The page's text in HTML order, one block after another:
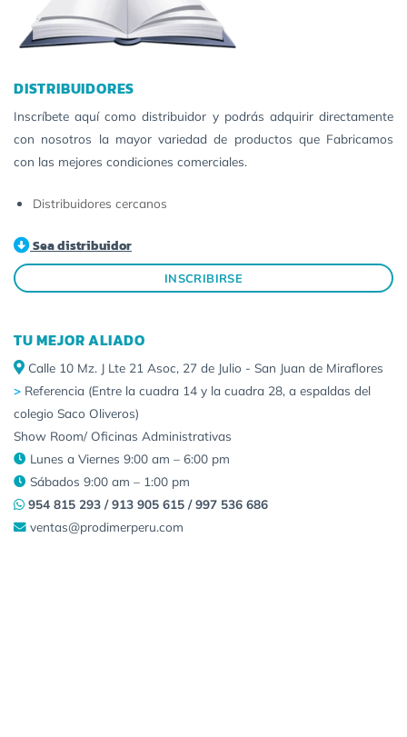
DISTRIBUIDORES
Inscríbete aquí como distribuidor y podrás adquirir directamente
con nosotros la mayor variedad de productos que Fabricamos
con las mejores condiciones comerciales.
Distribuidores cercanos
Sea distribuidor
INSCRIBIRSE
TU MEJOR ALIADO
Calle 10 Mz. J Lte 21 Asoc, 27 de Julio - San Juan de Miraflores
> Referencia (Entre la cuadra 14 y la cuadra 28, a espaldas del
colegio Saco Oliveros)
Show Room/ Oficinas Administrativas
Lunes a Viernes 9:00 am – 6:00 pm
Sábados 9:00 am – 1:00 pm
954 815 293 / 913 905 615 / 997 536 686
ventas@prodimerperu.com